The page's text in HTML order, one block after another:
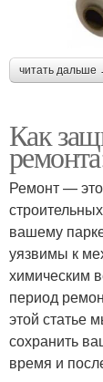
читать дальше
Как
Ремонт —
вашему
уязвимы к
химическим
период
этой статье
сохранить
время и